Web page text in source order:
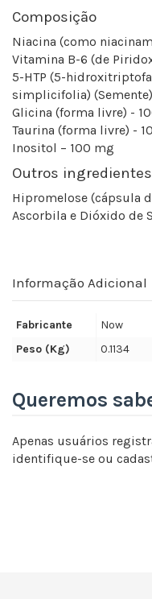
Composição
Niacina (como
Vitamina B-6 (de
5-HTP (5-
simplicifolia)
Glicina (forma livre) -
Taurina (forma livre) -
Inositol – 100 mg
Outros ingredientes
Hipromelose (cápsula
Ascorbila e Dióxido de
Informação Adicional
Fabricante
Now
Peso (Kg)
0.1134
Queremos
Apenas usuários
identifique-se ou